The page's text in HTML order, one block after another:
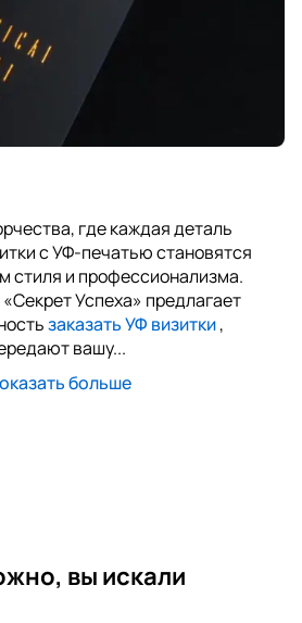
где каждая деталь
с УФ-печатью становятся
стиля и профессионализма.
Успеха» предлагает
заказать УФ визитки,
вашу...
больше
вы искали